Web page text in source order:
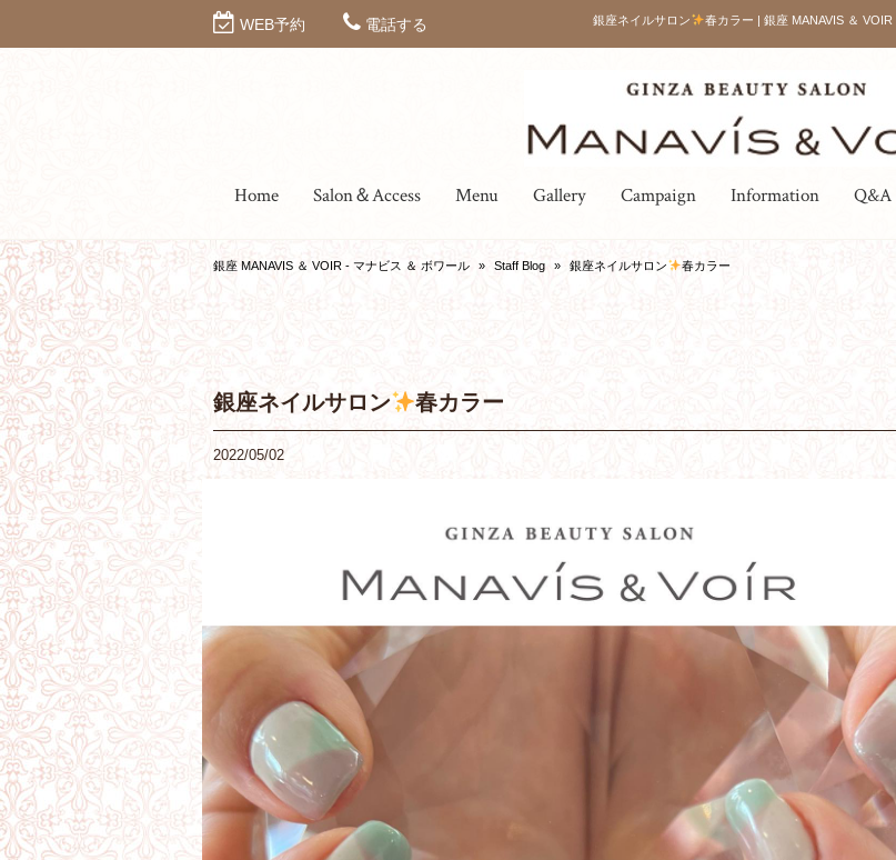
WEB予約 電話する 銀座ネイルサロン 春カラー | 銀座 MANAVIS ＆
Home Salon＆Access Menu Gallery Campaign Information Q&A
銀座 MANAVIS ＆ VOIR - マナビス ＆ ボワール » Staff Blog » 銀座ネイルサロン 春カラー
銀座ネイルサロン 春カラー
2022/05/02